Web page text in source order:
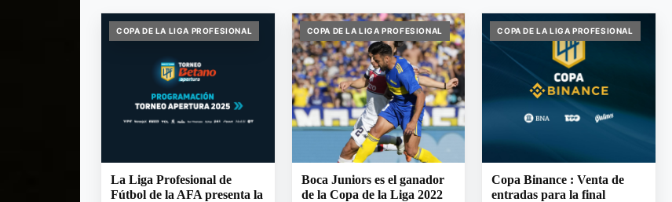
COPA DE LA LIGA PROFESIONAL
La Liga Profesional de
Fútbol de la AFA presenta la
COPA DE LA LIGA PROFESIONAL
Boca Juniors es el ganador
de la Copa de la Liga 2022
COPA DE LA LIGA PROFESIONAL
Copa Binance : Venta de
entradas para la final